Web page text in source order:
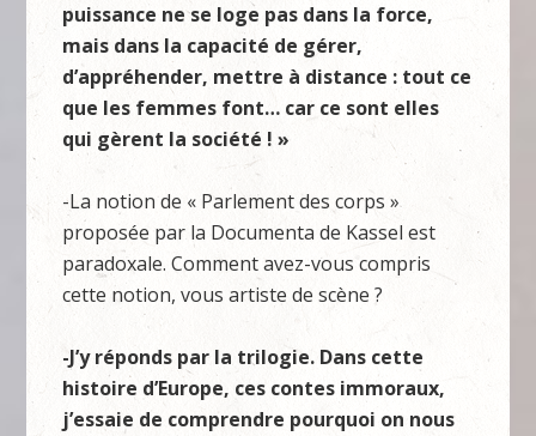
puissance ne se loge pas dans la force,
mais dans la capacité de gérer,
d’appréhender, mettre à distance : tout ce
que les femmes font… car ce sont elles
qui gèrent la société ! »
-La notion de « Parlement des corps »
proposée par la Documenta de Kassel est
paradoxale. Comment avez-vous compris
cette notion, vous artiste de scène ?
-J’y réponds par la trilogie. Dans cette
histoire d’Europe, ces contes immoraux,
j’essaie de comprendre pourquoi on nous